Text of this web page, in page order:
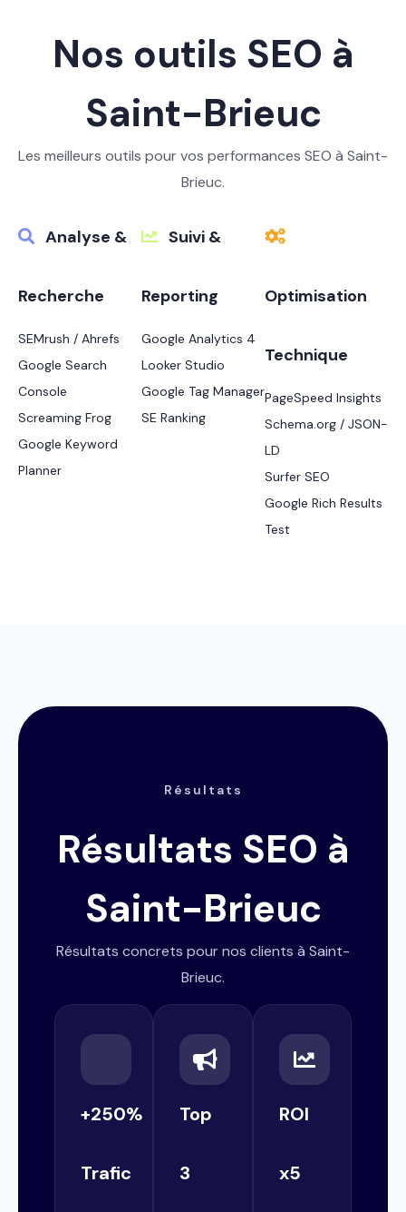
Nos outils SEO à
Saint-Brieuc
Les meilleurs outils pour vos performances SEO à Saint-
Brieuc.
Analyse &
Recherche
SEMrush / Ahrefs
Google Search
Console
Screaming Frog
Google Keyword
Planner
Suivi &
Reporting
Google Analytics 4
Looker Studio
Google Tag Manager
SE Ranking
Optimisation
Technique
PageSpeed Insights
Schema.org / JSON-
LD
Surfer SEO
Google Rich Results
Test
Résultats
Résultats SEO à
Saint-Brieuc
Résultats concrets pour nos clients à Saint-
Brieuc.
+250%
Trafic
Top
3
ROI
x5